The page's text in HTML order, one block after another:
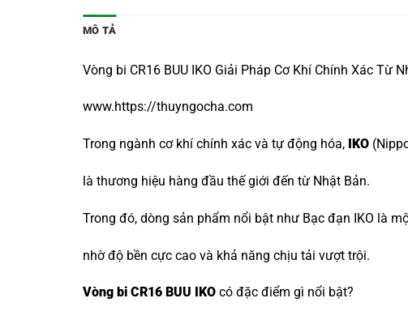
MÔ TẢ
Vòng bi CR16 BUU IKO Giải Pháp Cơ Khí Chính Xác Từ
www.https://thuyngocha.com
Trong ngành cơ khí chính xác và tự động hóa, IKO
là thương hiệu hàng đầu thế giới đến từ Nhật Bản.
Trong đó, dòng sản phẩm nổi bật như Bạc đạn IKO là
nhờ độ bền cực cao và khả năng chịu tải vượt trội.
Vòng bi CR16 BUU IKO có đặc điểm gì nổi bật?